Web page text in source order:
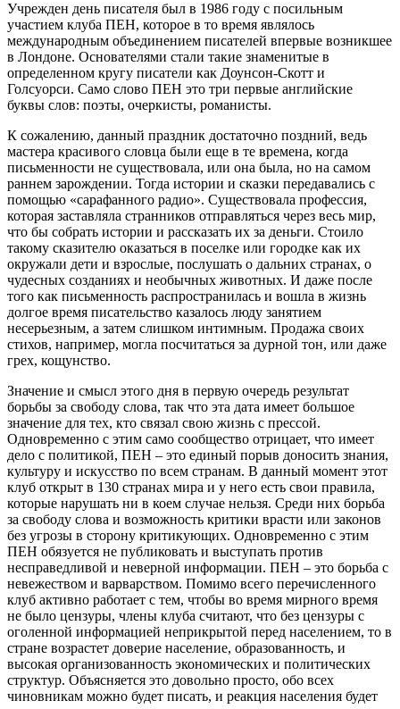
Учрежден день писателя был в 1986 году с посильным
участием клуба ПЕН, которое в то время являлось
международным объединением писателей впервые возникшее
в Лондоне. Основателями стали такие знаменитые в
определенном кругу писатели как Доунсон-Скотт и
Голсуорси. Само слово ПЕН это три первые английские
буквы слов: поэты, очеркисты, романисты.
К сожалению, данный праздник достаточно поздний, ведь
мастера красивого словца были еще в те времена, когда
письменности не существовала, или она была, но на самом
раннем зарождении. Тогда истории и сказки передавались с
помощью «сарафанного радио». Существовала профессия,
которая заставляла странников отправляться через весь мир,
что бы собрать истории и рассказать их за деньги. Стоило
такому сказителю оказаться в поселке или городке как их
окружали дети и взрослые, послушать о дальних странах, о
чудесных созданиях и необычных животных. И даже после
того как письменность распространилась и вошла в жизнь
долгое время писательство казалось люду занятием
несерьезным, а затем слишком интимным. Продажа своих
стихов, например, могла посчитаться за дурной тон, или даже
грех, кощунство.
Значение и смысл этого дня в первую очередь результат
борьбы за свободу слова, так что эта дата имеет большое
значение для тех, кто связал свою жизнь с прессой.
Одновременно с этим само сообщество отрицает, что имеет
дело с политикой, ПЕН – это единый порыв доносить знания,
культуру и искусство по всем странам. В данный момент этот
клуб открыт в 130 странах мира и у него есть свои правила,
которые нарушать ни в коем случае нельзя. Среди них борьба
за свободу слова и возможность критики врасти или законов
без угрозы в сторону критикующих. Одновременно с этим
ПЕН обязуется не публиковать и выступать против
несправедливой и неверной информации. ПЕН – это борьба с
невежеством и варварством. Помимо всего перечисленного
клуб активно работает с тем, чтобы во время мирного время
не было цензуры, члены клуба считают, что без цензуры с
оголенной информацией неприкрытой перед населением, то в
стране возрастет доверие население, образованность, и
высокая организованность экономических и политических
структур. Объясняется это довольно просто, обо всех
чиновникам можно будет писать, и реакция населения будет